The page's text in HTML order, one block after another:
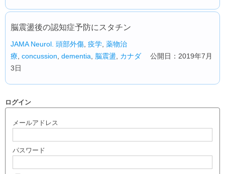
脳震盪後の認知症予防にスタチン
JAMA Neurol. 頭部外傷 疫学 薬物治
療 concussion dementia 脳震盪 カナダ 公開日：2019年7月
3日
ログイン
メールアドレス
パスワード